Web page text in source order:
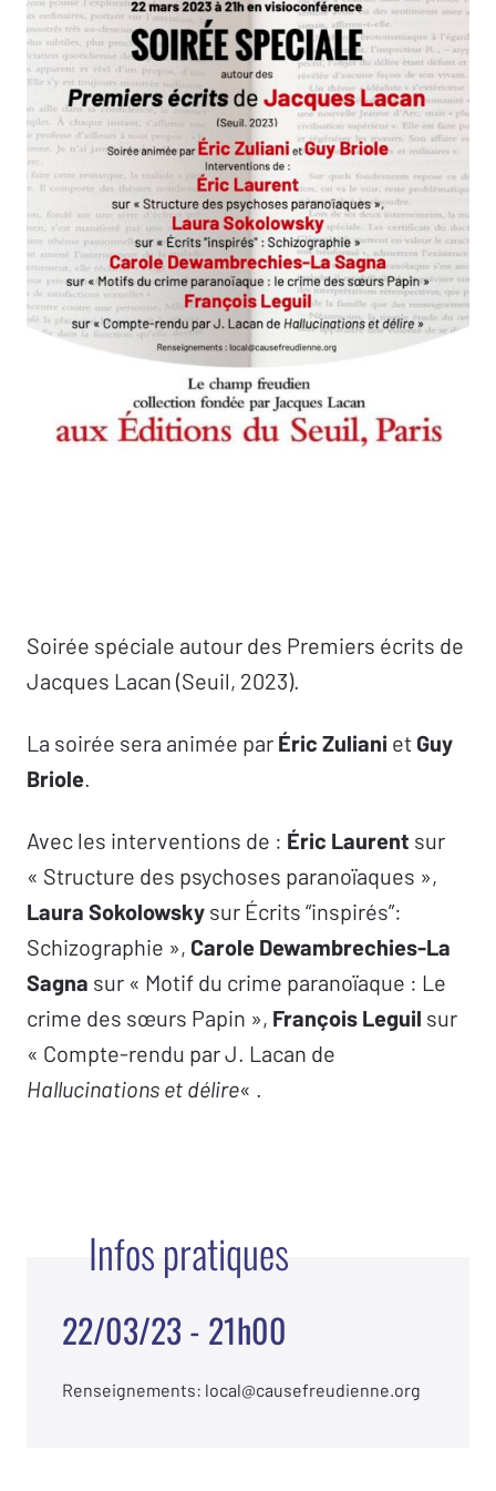
Infos pratiques
22/03/23 - 21h00
Renseignements: local@causefreudienne.org
Soirée spéciale autour des Premiers écrits de
Jacques Lacan (Seuil, 2023).
La soirée sera animée par Éric Zuliani et Guy
Briole.
Avec les interventions de : Éric Laurent sur
« Structure des psychoses paranoïaques »,
Laura Sokolowsky sur Écrits “inspirés”:
Schizographie », Carole Dewambrechies-La
Sagna sur « Motif du crime paranoïaque : Le
crime des sœurs Papin », François Leguil sur
« Compte-rendu par J. Lacan de
Hallucinations et délire« .